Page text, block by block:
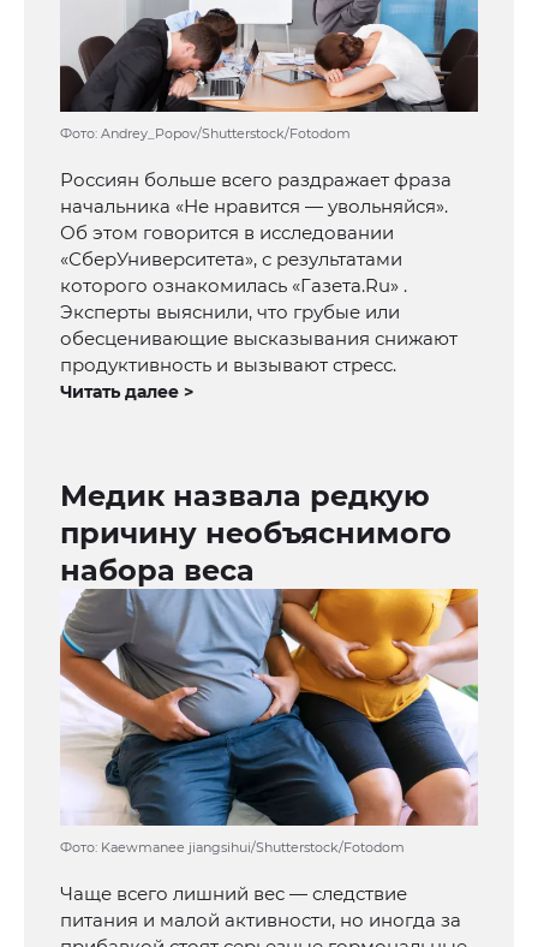
Фото: Andrey_Popov/Shutterstock/Fotodom
Россиян больше всего раздражает фраза
начальника «Не нравится — увольняйся».
Об этом говорится в исследовании
«СберУниверситета», с результатами
которого ознакомилась «Газета.Ru» .
Эксперты выяснили, что грубые или
обесценивающие высказывания снижают
продуктивность и вызывают стресс.
Читать далее >
Медик назвала редкую
причину необъяснимого
набора веса
Фото: Kaewmanee jiangsihui/Shutterstock/Fotodom
Чаще всего лишний вес — следствие
питания и малой активности, но иногда за